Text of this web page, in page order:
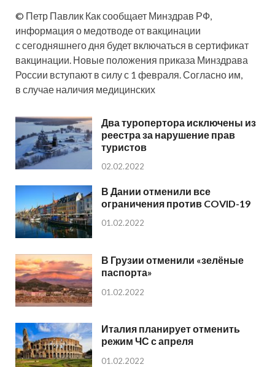
© Петр Павлик Как сообщает Минздрав РФ,
информация о медотводе от вакцинации
с сегодняшнего дня будет включаться в сертификат
вакцинации. Новые положения приказа Минздрава
России вступают в силу с 1 февраля. Согласно им,
в случае наличия медицинских
Два туропертора исключены из
реестра за нарушение прав
туристов
02.02.2022
В Дании отменили все
ограничения против COVID-19
01.02.2022
В Грузии отменили «зелёные
паспорта»
01.02.2022
Италия планирует отменить
режим ЧС с апреля
01.02.2022